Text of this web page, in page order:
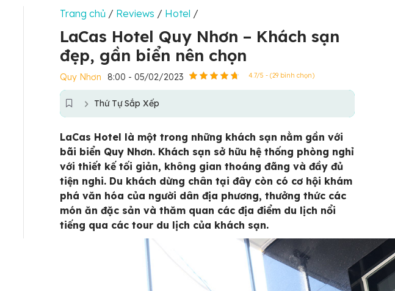
Trang chủ / Reviews / Hotel /
LaCas Hotel Quy Nhơn – Khách sạn
đẹp, gần biển nên chọn
Quy Nhơn 8:00 - 05/02/2023 4.7/5 - (29 bình chọn)
Thứ Tự Sắp Xếp
LaCas Hotel là một trong những khách sạn nằm gần với
bãi biển Quy Nhơn. Khách sạn sở hữu hệ thống phòng nghỉ
với thiết kế tối giản, không gian thoáng đãng và đầy đủ
tiện nghi. Du khách dừng chân tại đây còn có cơ hội khám
phá văn hóa của người dân địa phương, thưởng thức các
món ăn đặc sản và thăm quan các địa điểm du lịch nổi
tiếng qua các tour du lịch của khách sạn.